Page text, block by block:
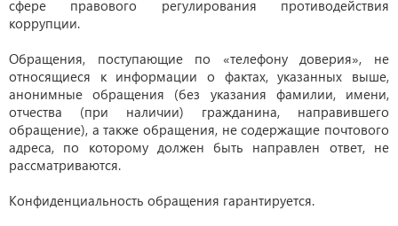
сфере правового регулирования противодействия
коррупции.
Обращения, поступающие по «телефону доверия», не
относящиеся к информации о фактах, указанных выше,
анонимные обращения (без указания фамилии, имени,
отчества (при наличии) гражданина, направившего
обращение), а также обращения, не содержащие почтового
адреса, по которому должен быть направлен ответ, не
рассматриваются.
Конфиденциальность обращения гарантируется.